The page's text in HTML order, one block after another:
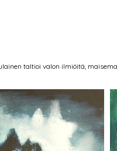
taltioi valon ilmiöitä,